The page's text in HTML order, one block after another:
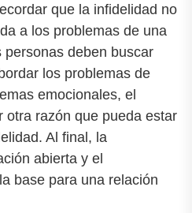
que la infidelidad no
a los problemas de una
deben buscar
los problemas de
emocionales, el
otra razón que pueda estar
Al final, la
abierta y el
base para una relación